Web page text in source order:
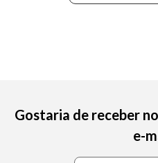
Gostaria de receber
e-